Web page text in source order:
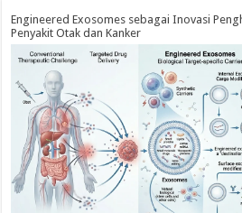
Engineered Exosomes sebagai Inovasi
Penyakit Otak dan Kanker